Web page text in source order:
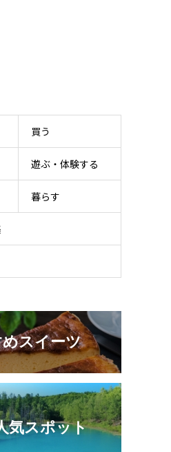
買う
遊ぶ・体験する
暮らす
スイーツ
気スポット